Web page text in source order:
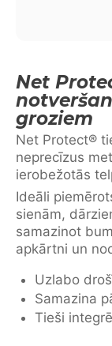
Net
groziem
Net Protect®
neprecīzus
ierobežotās
Ideāli
sienām,
samazinot
apkārtni un
Uzlabo
Samazina
Tieši